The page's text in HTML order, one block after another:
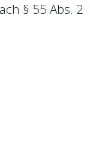
§ 55 Abs. 2